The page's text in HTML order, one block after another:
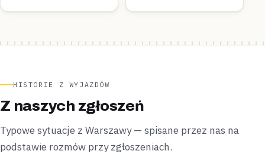
HISTORIE Z WYJAZDÓW
Z naszych zgłoszeń
Typowe sytuacje z Warszawy — spisane przez nas na
podstawie rozmów przy zgłoszeniach.